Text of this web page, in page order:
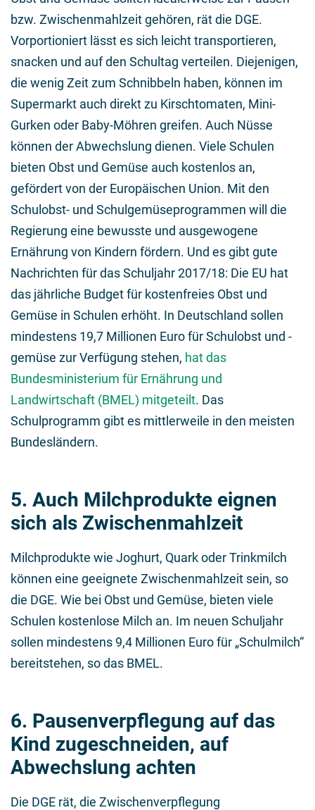
bzw. Zwischenmahlzeit gehören, rät die DGE.
Vorportioniert lässt es sich leicht transportieren,
snacken und auf den Schultag verteilen. Diejenigen,
die wenig Zeit zum Schnibbeln haben, können im
Supermarkt auch direkt zu Kirschtomaten, Mini-
Gurken oder Baby-Möhren greifen. Auch Nüsse
können der Abwechslung dienen. Viele Schulen
bieten Obst und Gemüse auch kostenlos an,
gefördert von der Europäischen Union. Mit den
Schulobst- und Schulgemüseprogrammen will die
Regierung eine bewusste und ausgewogene
Ernährung von Kindern fördern. Und es gibt gute
Nachrichten für das Schuljahr 2017/18: Die EU hat
das jährliche Budget für kostenfreies Obst und
Gemüse in Schulen erhöht. In Deutschland sollen
mindestens 19,7 Millionen Euro für Schulobst und -
gemüse zur Verfügung stehen, hat das
Bundesministerium für Ernährung und
Landwirtschaft (BMEL) mitgeteilt. Das
Schulprogramm gibt es mittlerweile in den meisten
Bundesländern.
5. Auch Milchprodukte eignen
sich als Zwischenmahlzeit
Milchprodukte wie Joghurt, Quark oder Trinkmilch
können eine geeignete Zwischenmahlzeit sein, so
die DGE. Wie bei Obst und Gemüse, bieten viele
Schulen kostenlose Milch an. Im neuen Schuljahr
sollen mindestens 9,4 Millionen Euro für „Schulmilch“
bereitstehen, so das BMEL.
6. Pausenverpflegung auf das
Kind zugeschneiden, auf
Abwechslung achten
Die DGE rät, die Zwischenverpflegung